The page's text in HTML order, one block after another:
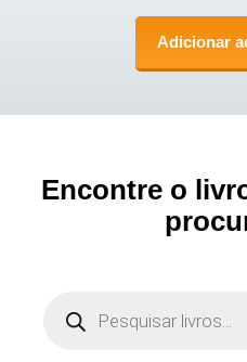
Adicionar
Encontre o